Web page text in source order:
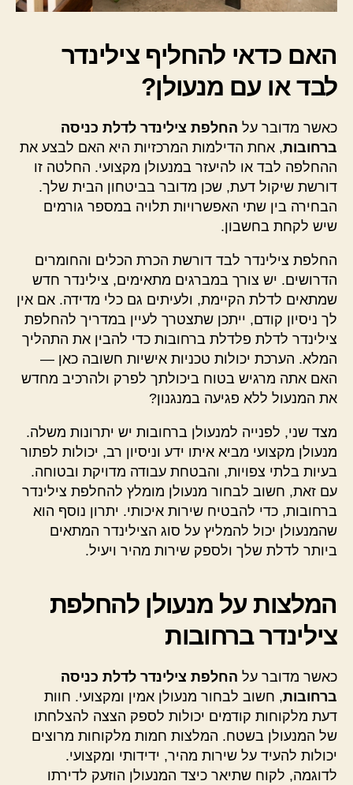
האם כדאי להחליף צילינדר
לבד או עם מנעולן?
כאשר מדובר על החלפת צילינדר לדלת כניסה
ברחובות, אחת הדילמות המרכזיות היא האם לבצע את
ההחלפה לבד או להיעזר במנעולן מקצועי. החלטה זו
דורשת שיקול דעת, שכן מדובר בביטחון הבית שלך.
הבחירה בין שתי האפשרויות תלויה במספר גורמים
שיש לקחת בחשבון.
החלפת צילינדר לבד דורשת הכרת הכלים והחומרים
הדרושים. יש צורך במברגים מתאימים, צילינדר חדש
שמתאים לדלת הקיימת, ולעיתים גם כלי מדידה. אם אין
לך ניסיון קודם, ייתכן שתצטרך לעיין במדריך להחלפת
צילינדר לדלת פלדלת ברחובות כדי להבין את התהליך
המלא. הערכת יכולות טכניות אישיות חשובה כאן —
האם אתה מרגיש בטוח ביכולתך לפרק ולהרכיב מחדש
את המנעול ללא פגיעה במנגנון?
מצד שני, לפנייה למנעולן ברחובות יש יתרונות משלה.
מנעולן מקצועי מביא איתו ידע וניסיון רב, יכולות לפתור
בעיות בלתי צפויות, והבטחת עבודה מדויקת ובטוחה.
עם זאת, חשוב לבחור מנעולן מומלץ להחלפת צילינדר
ברחובות, כדי להבטיח שירות איכותי. יתרון נוסף הוא
שהמנעולן יכול להמליץ על סוג הצילינדר המתאים
ביותר לדלת שלך ולספק שירות מהיר ויעיל.
המלצות על מנעולן להחלפת
צילינדר ברחובות
כאשר מדובר על החלפת צילינדר לדלת כניסה
ברחובות, חשוב לבחור מנעולן אמין ומקצועי. חוות
דעת מלקוחות קודמים יכולות לספק הצצה להצלחתו
של המנעולן בשטח. המלצות חמות מלקוחות מרוצים
יכולות להעיד על שירות מהיר, ידידותי ומקצועי.
לדוגמה, לקוח שתיאר כיצד המנעולן הוזעק לדירתו